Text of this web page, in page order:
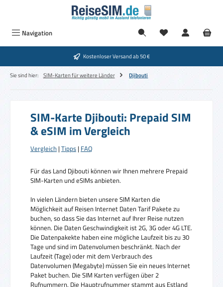
Zum Hauptinhalt springen
Navigation
Kostenloser Versand ab 50 €
Sie sind hier: SIM-Karten für weitere Länder Djibouti
SIM-Karte Djibouti: Prepaid SIM
& eSIM im Vergleich
Vergleich | Tipps | FAQ
Für das Land Djibouti können wir Ihnen mehrere Prepaid
SIM-Karten und eSIMs anbieten.
In vielen Ländern bieten unsere SIM Karten die
Möglichkeit auf Reisen Internet Daten Tarif Pakete zu
buchen, so dass Sie das Internet auf Ihrer Reise nutzen
können. Die Daten Geschwindigkeit ist 2G, 3G oder 4G LTE.
Die Datenpakekte haben eine mögliche Laufzeit bis zu 30
Tage und sind im Datenvolumen beschränkt. Nach der
Laufzeit (Tage) oder mit dem Verbrauch des
Datenvolumen (Megabyte) müssen Sie ein neues Internet
Paket buchen. Die SIM Karten verfügen über 2
Rufnummern. Die Hauptrufnummer stammt aus Estland